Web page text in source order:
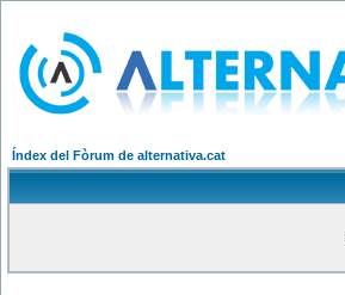
Índex del Fòrum de alternativa.cat